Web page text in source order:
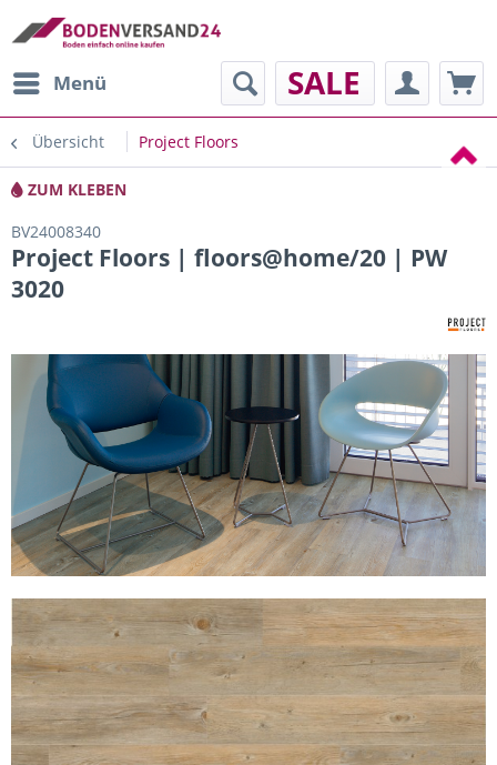
Menü SALE
Übersicht Project Floors
ZUM KLEBEN
BV24008340
Project Floors | floors@home/20 | PW
3020